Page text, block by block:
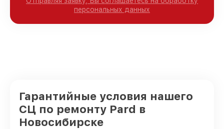
персональных данных
Гарантийные условия нашего
СЦ по ремонту Pard в
Новосибирске